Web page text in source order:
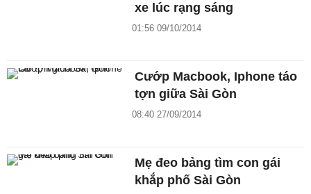
xe lúc rạng sáng
01:56 09/10/2014
Cướp Macbook, Iphone táo
tợn giữa Sài Gòn
08:40 27/09/2014
Mẹ đeo bảng tìm con gái
khắp phố Sài Gòn